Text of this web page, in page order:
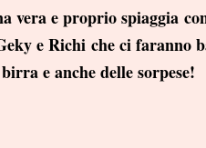
vera e proprio spiaggia
e Richi che ci faranno
e anche delle sorpese!